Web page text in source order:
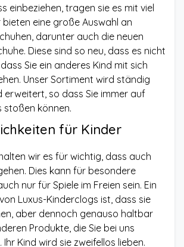
einbeziehen, tragen sie es mit viel
bieten eine große Auswahl an
darunter auch die neuen
Diese sind so neu, dass es nicht
Sie ein anderes Kind mit sich
Unser Sortiment wird ständig
erweitert, so dass Sie immer auf
können.
für Kinder
wir es für wichtig, dass auch
Dies kann für besondere
nur für Spiele im Freien sein. Ein
Luxus-Kinderclogs ist, dass sie
aber dennoch genauso haltbar
Produkte, die Sie bei uns
Ihr Kind wird sie zweifellos lieben.